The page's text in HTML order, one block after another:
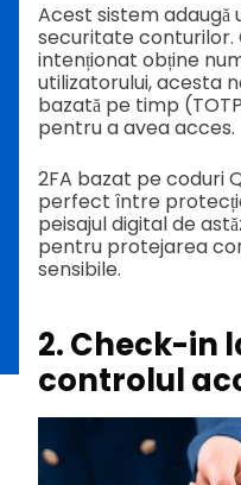
Acest sistem
securitate conturilor.
intenționat obține
utilizatorului, acesta
bazată pe timp
pentru a avea acces.
2FA bazat pe coduri
perfect între
peisajul digital de
pentru protejarea
sensibile.
2. Check-in
controlul